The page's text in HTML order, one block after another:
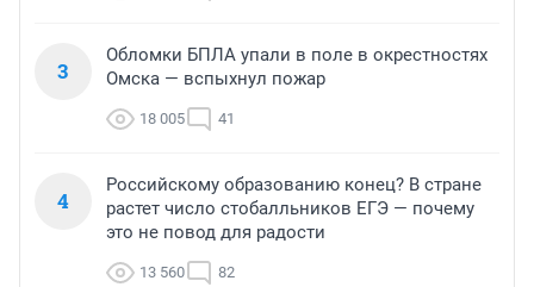
3
Обломки БПЛА упали в поле в окрестностях
Омска — вспыхнул пожар
18 005 41
4
Российскому образованию конец? В стране
растет число стобалльников ЕГЭ — почему
это не повод для радости
13 560 82